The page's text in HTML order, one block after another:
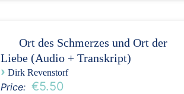
Ort des Schmerzes und Ort der
Liebe (Audio + Transkript)
› Dirk Revenstorf
Price: €5.50